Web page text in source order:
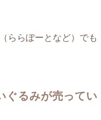
ららぽーとなど）でも
ぐるみが売ってい